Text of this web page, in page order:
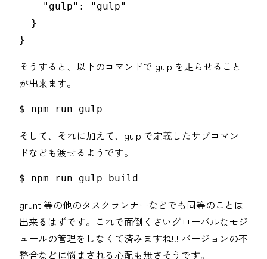
    "gulp": "gulp"
  }
}
そうすると、以下のコマンドで gulp を走らせること
が出来ます。
$ npm run gulp
そして、それに加えて、gulp で定義したサブコマン
ドなども渡せるようです。
$ npm run gulp build
grunt 等の他のタスクランナーなどでも同等のことは
出来るはずです。これで面倒くさいグローバルなモジ
ュールの管理をしなくて済みますね!!! バージョンの不
整合などに悩まされる心配も無さそうです。